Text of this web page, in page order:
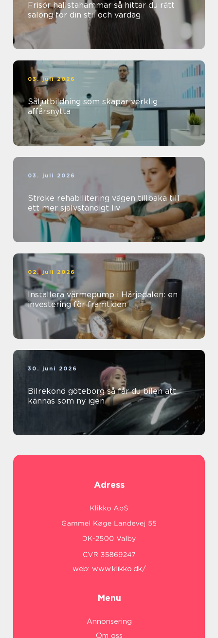
Frisör hallstahammar så hittar du rätt
salong för din stil och vardag
03. juli 2026
Säljutbildning som skapar verklig
affärsnytta
03. juli 2026
Stroke rehabilitering vägen tillbaka till
ett mer självständigt liv
02. juli 2026
Installera värmepump i Härjedalen: en
investering för framtiden
30. juni 2026
Bilrekond göteborg så får du bilen att
kännas som ny igen
Adress
web: www.klikko.dk/
Menu
Annonsering
Om oss